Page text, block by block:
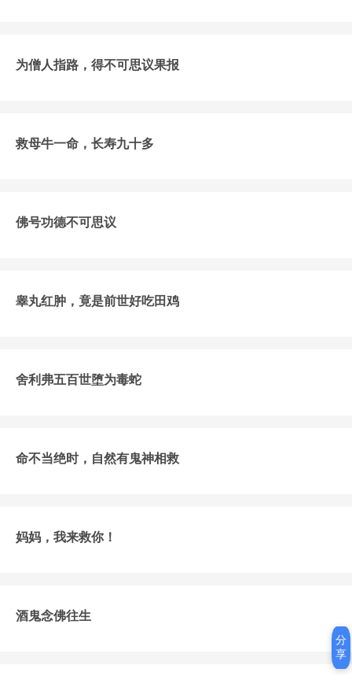
为僧人指路，得不可思议果报
救母牛一命，长寿九十多
佛号功德不可思议
睾丸红肿，竟是前世好吃田鸡
舍利弗五百世堕为毒蛇
命不当绝时，自然有鬼神相救
妈妈，我来救你！
酒鬼念佛往生
分
享